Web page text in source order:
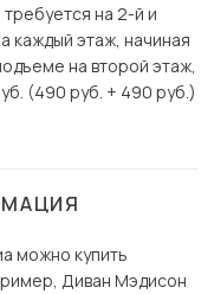
на 2-й и
каждый этаж, начиная
на второй этаж,
(490 руб. + 490 руб.)
можно купить
Диван Мэдисон